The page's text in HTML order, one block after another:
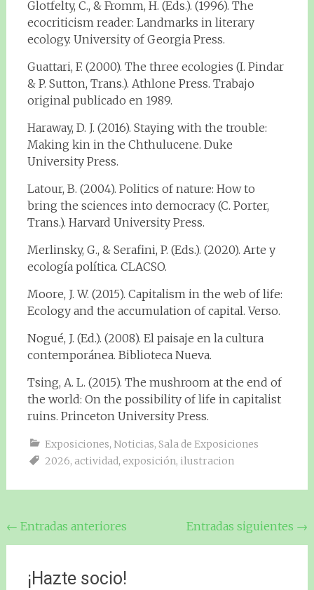
Glotfelty, C., & Fromm, H. (Eds.). (1996). The
ecocriticism reader: Landmarks in literary
ecology. University of Georgia Press.
Guattari, F. (2000). The three ecologies (I. Pindar
& P. Sutton, Trans.). Athlone Press. Trabajo
original publicado en 1989.
Haraway, D. J. (2016). Staying with the trouble:
Making kin in the Chthulucene. Duke
University Press.
Latour, B. (2004). Politics of nature: How to
bring the sciences into democracy (C. Porter,
Trans.). Harvard University Press.
Merlinsky, G., & Serafini, P. (Eds.). (2020). Arte y
ecología política. CLACSO.
Moore, J. W. (2015). Capitalism in the web of life:
Ecology and the accumulation of capital. Verso.
Nogué, J. (Ed.). (2008). El paisaje en la cultura
contemporánea. Biblioteca Nueva.
Tsing, A. L. (2015). The mushroom at the end of
the world: On the possibility of life in capitalist
ruins. Princeton University Press.
Exposiciones, Noticias, Sala de Exposiciones
2026, actividad, exposición, ilustracion
Navegación
de
entradas
← Entradas anteriores Entradas siguientes →
¡Hazte socio!